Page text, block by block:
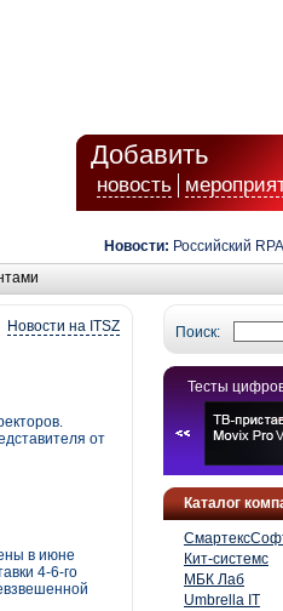
Добавить
новость
Новости: Российский RPA-
Поиск:
Тесты
Каталог
Кит-системс
МБК Лаб
Umbrella IT
Новости на ITSZ
от
в июне
4-6-го